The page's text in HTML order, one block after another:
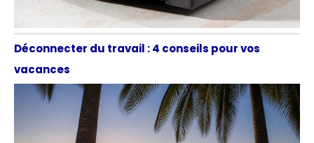
Déconnecter du travail : 4 conseils pour vos
vacances